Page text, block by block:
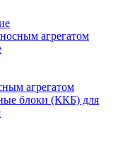
агрегатом
агрегатом
блоки (ККБ) для